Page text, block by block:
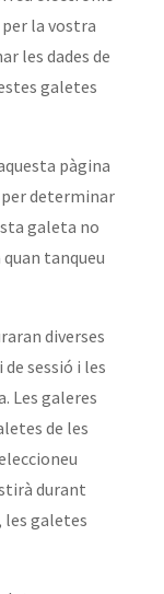
la vostra
les dades de
galetes
pàgina
determinar
galeta no
tanqueu
diverses
sessió i les
Les galeres
de les
durant
les galetes